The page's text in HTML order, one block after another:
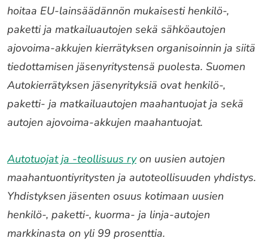
hoitaa EU-lainsäädännön mukaisesti henkilö-,
paketti ja matkailuautojen sekä sähköautojen
ajovoima-akkujen kierrätyksen organisoinnin ja siitä
tiedottamisen jäsenyritystensä puolesta. Suomen
Autokierrätyksen jäsenyrityksiä ovat henkilö-,
paketti- ja matkailuautojen maahantuojat ja sekä
autojen ajovoima-akkujen maahantuojat.
Autotuojat ja -teollisuus ryon uusien autojen
maahantuontiyritysten ja autoteollisuuden yhdistys.
Yhdistyksen jäsenten osuus kotimaan uusien
henkilö-, paketti-, kuorma- ja linja-autojen
markkinasta on yli 99 prosenttia.